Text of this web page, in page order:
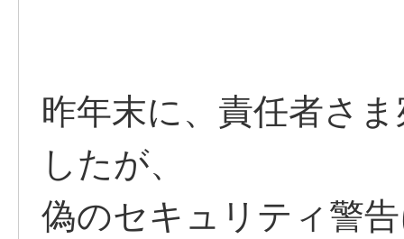
昨年末に、責任者さ
したが、
偽のセキュリティ警